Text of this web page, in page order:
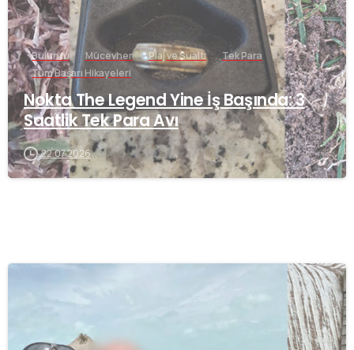
Buluntu Mücevher Plaj ve Sualtı
Tek Para
Tüm Başarı Hikayeleri
Nokta The Legend Yine İş Başında: 3
Saatlik Tek Para Avı
22.07.2026
-